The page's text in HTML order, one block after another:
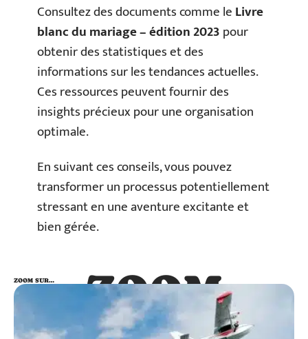
Consultez des documents comme leLivre
blanc du mariage – édition 2023pour
obtenir des statistiques et des
informations sur les tendances actuelles.
Ces ressources peuvent fournir des
insights précieux pour une organisation
optimale.
En suivant ces conseils, vous pouvez
transformer un processus potentiellement
stressant en une aventure excitante et
bien gérée.
ZOOM
SUR…
ZOOM SUR…